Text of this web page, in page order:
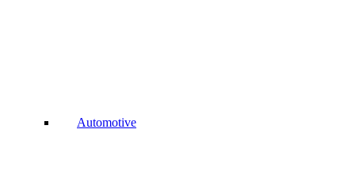
Automotive